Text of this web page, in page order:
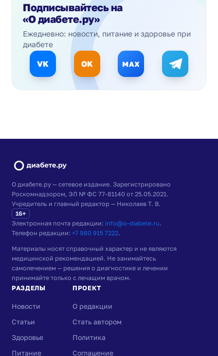
Подписывайтесь на
«О диабете.ру»
Ежедневно: новости, питание и здоровье при
диабете
VK OK MAX
О диабете.ру — сетевое издание. Зарегистрировано
Роскомнадзором, ЭЛ № ФС 77-81140 от 25.05.2021.
Учредитель и главный редактор — Николаев Т. В.
16+
Электронная почта редакции: info@o-diabete.ru.
Телефон редакции: +7 980 915 7222.
Материалы носят справочный характер и не являются
медицинской рекомендацией. Не занимайтесь
самолечением — решения о диагностике и лечении
принимайте только с лечащим врачом.
РАЗДЕЛЫ
Новости
Статьи
Здоровье
Питание
ПРОЕКТ
О редакции
Стать автором
Политика
Соглашение